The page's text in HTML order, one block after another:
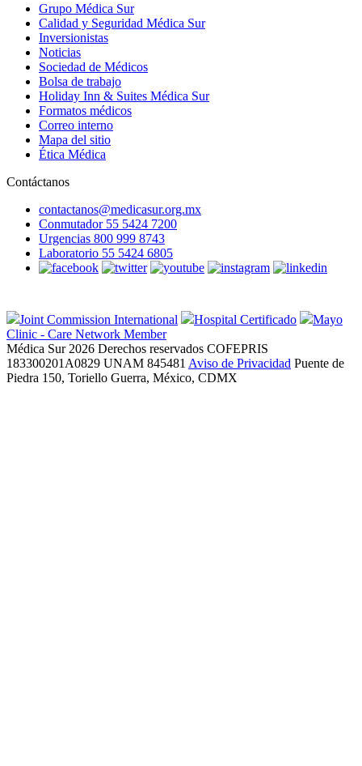
Grupo Médica Sur
Calidad y Seguridad Médica Sur
Inversionistas
Noticias
Sociedad de Médicos
Bolsa de trabajo
Holiday Inn & Suites Médica Sur
Formatos médicos
Correo interno
Mapa del sitio
Ética Médica
Contáctanos
contactanos@medicasur.org.mx
Conmutador 55 5424 7200
Urgencias 800 999 8743
Laboratorio 55 5424 6805
Joint Commission International Hospital Certificado
Mayo
Clinic - Care Network Member
Médica Sur 2026 Derechos reservados COFEPRIS
183300201A0829 UNAM 845481 Aviso de Privacidad Puente de
Piedra 150, Toriello Guerra, México, CDMX